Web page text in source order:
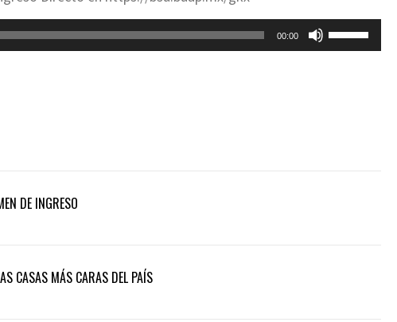
00:00
Utiliza
las
DE INGRESO
CASAS MÁS CARAS DEL PAÍS